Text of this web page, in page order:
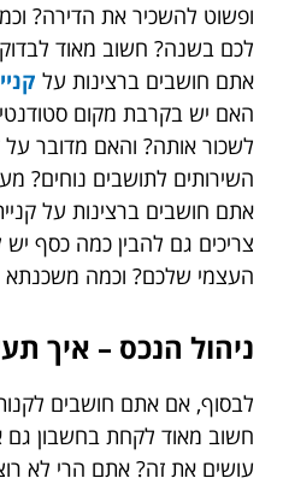
ופשוט להשכיר את הדירה?
לכם בשנה? חשוב מאוד
אתם חושבים ברצינות על
האם יש בקרבת מקום
לשכור אותה? והאם מדובר
השירותים לתושבים נוחים?
אתם חושבים ברצינות על
צריכים גם להבין כמה כסף
העצמי שלכם? וכמה משכנתא
ניהול הנכס – איך
לבסוף, אם אתם חושבים
חשוב מאוד לקחת בחשבון
עושים את זה? אתם הרי לא